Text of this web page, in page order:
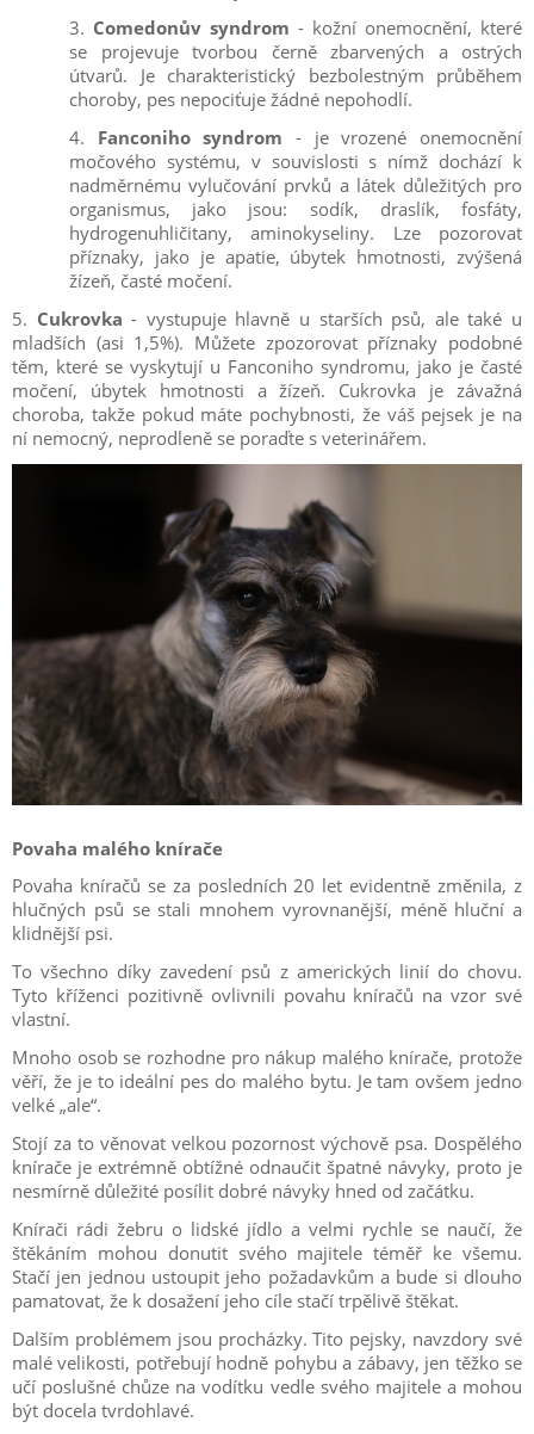
3. Comedonův syndrom - kožní onemocnění, které
se projevuje tvorbou černě zbarvených a ostrých
útvarů. Je charakteristický bezbolestným průběhem
choroby, pes nepociťuje žádné nepohodlí.
4. Fanconiho syndrom - je vrozené onemocnění
močového systému, v souvislosti s nímž dochází k
nadměrnému vylučování prvků a látek důležitých pro
organismus, jako jsou: sodík, draslík, fosfáty,
hydrogenuhličitany, aminokyseliny. Lze pozorovat
příznaky, jako je apatie, úbytek hmotnosti, zvýšená
žízeň, časté močení.
5. Cukrovka - vystupuje hlavně u starších psů, ale také u
mladších (asi 1,5%). Můžete zpozorovat příznaky podobné
těm, které se vyskytují u Fanconiho syndromu, jako je časté
močení, úbytek hmotnosti a žízeň. Cukrovka je závažná
choroba, takže pokud máte pochybnosti, že váš pejsek je na
ní nemocný, neprodleně se poraďte s veterinářem.
Povaha malého knírače
Povaha kníračů se za posledních 20 let evidentně změnila, z
hlučných psů se stali mnohem vyrovnanější, méně hluční a
klidnější psi.
To všechno díky zavedení psů z amerických linií do chovu.
Tyto kříženci pozitivně ovlivnili povahu kníračů na vzor své
vlastní.
Mnoho osob se rozhodne pro nákup malého knírače, protože
věří, že je to ideální pes do malého bytu. Je tam ovšem jedno
velké „ale“.
Stojí za to věnovat velkou pozornost výchově psa. Dospělého
knírače je extrémně obtížné odnaučit špatné návyky, proto je
nesmírně důležité posílit dobré návyky hned od začátku.
Knírači rádi žebru o lidské jídlo a velmi rychle se naučí, že
štěkáním mohou donutit svého majitele téměř ke všemu.
Stačí jen jednou ustoupit jeho požadavkům a bude si dlouho
pamatovat, že k dosažení jeho cíle stačí trpělivě štěkat.
Dalším problémem jsou procházky. Tito pejsky, navzdory své
malé velikosti, potřebují hodně pohybu a zábavy, jen těžko se
učí poslušné chůze na vodítku vedle svého majitele a mohou
být docela tvrdohlavé.